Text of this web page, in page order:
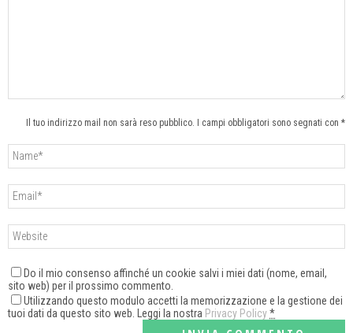
Il tuo indirizzo mail non sarà reso pubblico. I campi obbligatori sono segnati con *
Do il mio consenso affinché un cookie salvi i miei dati (nome, email,
sito web) per il prossimo commento.
Utilizzando questo modulo accetti la memorizzazione e la gestione dei
tuoi dati da questo sito web. Leggi la nostra Privacy Policy*